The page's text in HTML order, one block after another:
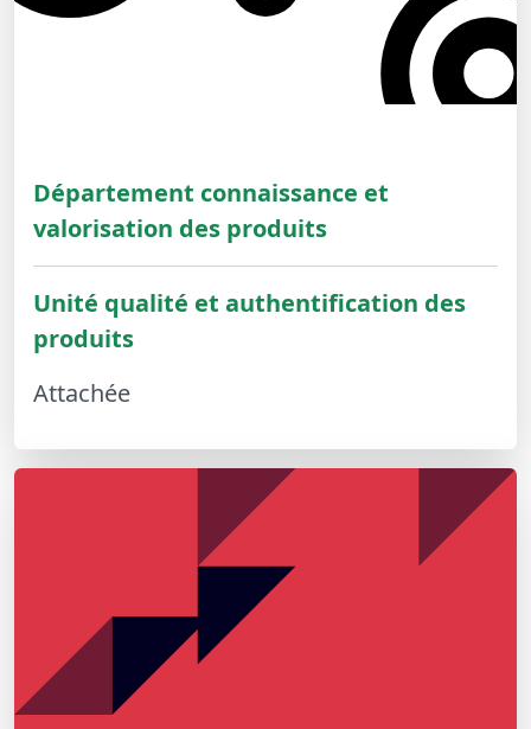
Département connaissance et
valorisation des produits
Unité qualité et authentification des
produits
Attachée